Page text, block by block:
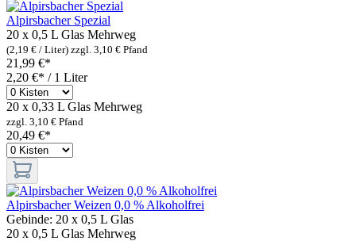
Alpirsbacher Spezial
20 x 0,5 L Glas Mehrweg
(2,19 € / Liter) zzgl. 3,10 € Pfand
21,99 €*
2,20 €* / 1 Liter
20 x 0,33 L Glas Mehrweg
zzgl. 3,10 € Pfand
20,49 €*
Alpirsbacher Weizen 0,0 % Alkoholfrei
Gebinde: 20 x 0,5 L Glas
20 x 0,5 L Glas Mehrweg